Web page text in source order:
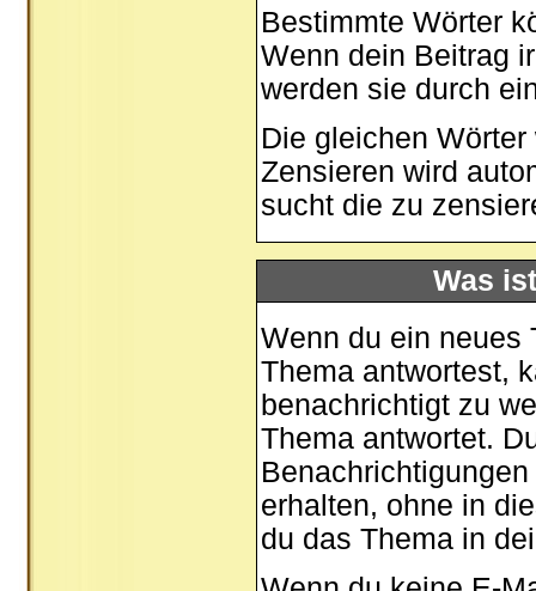
Bestimmte Wörter
Wenn dein Beitrag
werden sie durch
Die gleichen
Zensieren wird
sucht die zu
Was
Wenn du ein neues
Thema antwortest,
benachrichtigt zu
Thema antwortet.
erhalten, ohne in
du das Thema in